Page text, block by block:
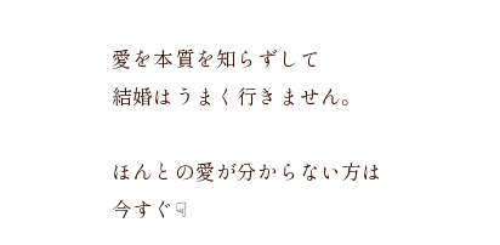
愛を本質を知らずして
結婚はうまく行きません。
ほんとの愛が分からない方は
今すぐ☟